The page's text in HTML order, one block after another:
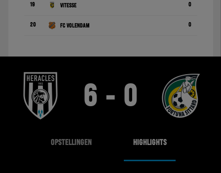
19 Vitesse 0
20 FC Volendam 0
6 - 0
OPSTELLINGEN HIGHLIGHTS